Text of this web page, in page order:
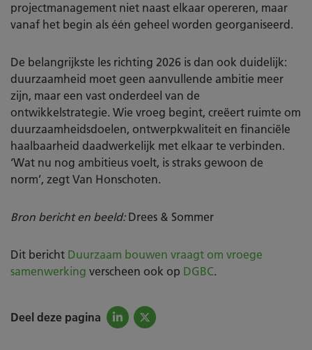
projectmanagement niet naast elkaar opereren, maar
vanaf het begin als één geheel worden georganiseerd.
De belangrijkste les richting 2026 is dan ook duidelijk:
duurzaamheid moet geen aanvullende ambitie meer
zijn, maar een vast onderdeel van de
ontwikkelstrategie. Wie vroeg begint, creëert ruimte om
duurzaamheidsdoelen, ontwerpkwaliteit en financiële
haalbaarheid daadwerkelijk met elkaar te verbinden.
‘Wat nu nog ambitieus voelt, is straks gewoon de
norm’, zegt Van Honschoten.
Bron bericht en beeld: Drees & Sommer
Dit bericht Duurzaam bouwen vraagt om vroege
samenwerking verscheen ook op DGBC.
Deel deze pagina